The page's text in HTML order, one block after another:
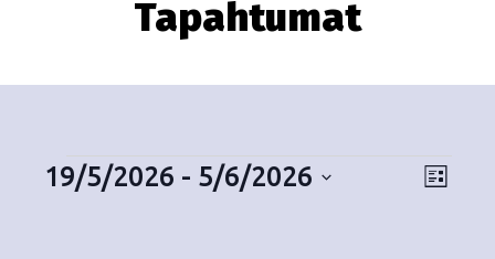
Tapahtumat
NT
L
19/5/2026 - 5/6/2026